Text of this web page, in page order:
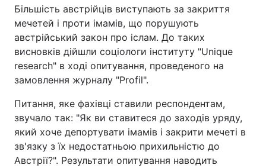
Київ Львів
Дніпро Харків
Одеса
Спорт Наука
Техно і зв'язок Лайт
Більшість австрійців виступають за закриття
мечетей і проти імамів, що порушують
австрійський закон про іслам. До таких
висновків дійшли соціологи інституту "Unique
research" в ході опитування, проведеного на
замовлення журналу "Profil".
Питання, яке фахівці ставили респондентам,
звучало так: "Як ви ставитеся до заходів уряду,
який хоче депортувати імамів і закрити мечеті в
зв'язку з їх недостатньою прихильністю до
Австрії?". Результати опитування наводить